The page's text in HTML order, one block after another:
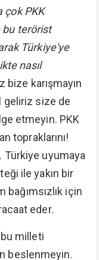
çok PKK
bu terörist
Türkiye'ye
nasıl
bize karışmayın
geliriz size de
etmeyin. PKK
topraklarını!
Türkiye uyumaya
ile yakın bir
için
eder.
bu milleti
beslenmeyin.